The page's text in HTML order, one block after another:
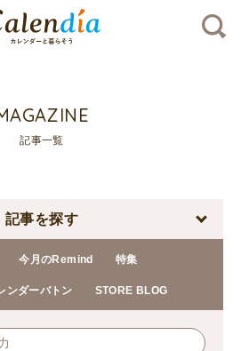
記事一覧
記事を探す
今月のRemind 特集
ンダーバトン STORE BLOG